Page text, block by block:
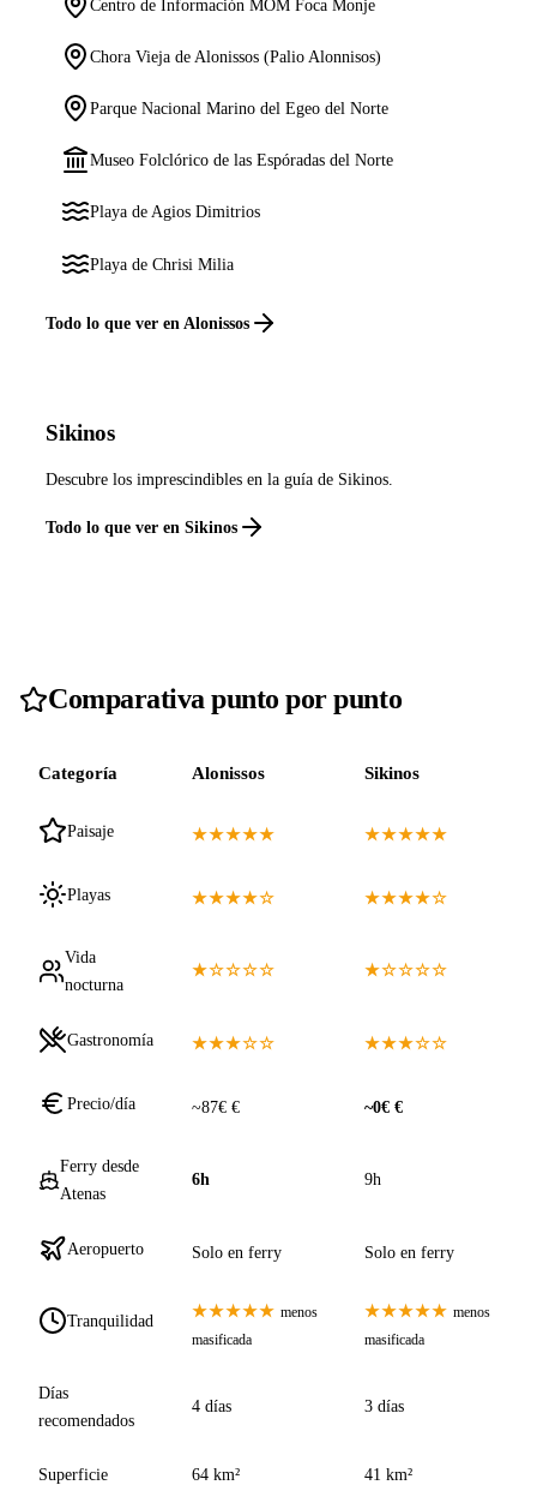
Centro de Información MOM Foca Monje
Chora Vieja de Alonissos (Palio Alonnisos)
Parque Nacional Marino del Egeo del Norte
Museo Folclórico de las Espóradas del Norte
Playa de Agios Dimitrios
Playa de Chrisi Milia
Todo lo que ver en Alonissos
Sikinos
Descubre los imprescindibles en la guía de Sikinos.
Todo lo que ver en Sikinos
Comparativa punto por punto
Categoría Alonissos Sikinos
Paisaje ★★★★★ ★★★★★
Playas ★★★★☆ ★★★★☆
Vida
nocturna
★☆☆☆☆ ★☆☆☆☆
Gastronomía ★★★☆☆ ★★★☆☆
Precio/día ~87€ € ~0€ €
Ferry desde
Atenas
6h 9h
Aeropuerto Solo en ferry Solo en ferry
Tranquilidad ★★★★★ menos
masificada
★★★★★ menos
masificada
Días
recomendados
4 días 3 días
Superficie 64 km² 41 km²